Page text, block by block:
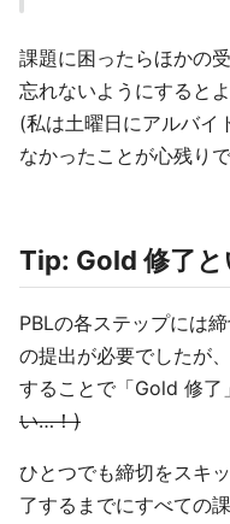
課題に困ったらほかの
忘れないようにするとよ
(私は土曜日にアルバイ
なかったことが心残り
Tip: Gold 修了
PBLの各ステップには
の提出が必要でしたが
することで「Gold 修了
い…！)
ひとつでも締切をスキ
了するまでにすべての